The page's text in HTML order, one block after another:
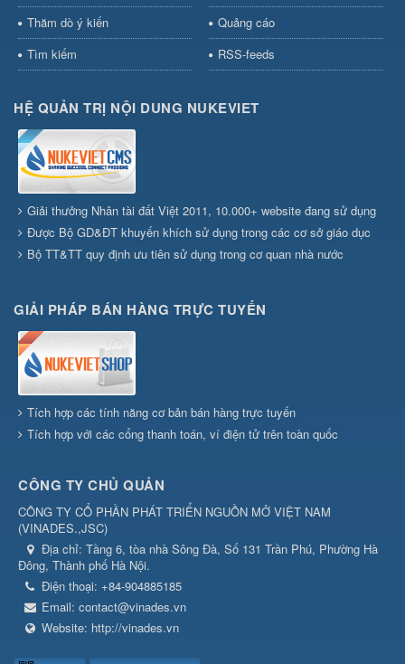
Thăm dò ý kiến
Quảng cáo
Tìm kiếm
RSS-feeds
HỆ QUẢN TRỊ NỘI DUNG NUKEVIET
Giải thưởng Nhân tài đất Việt 2011, 10.000+ website đang sử dụng
Được Bộ GD&ĐT khuyến khích sử dụng trong các cơ sở giáo dục
Bộ TT&TT quy định ưu tiên sử dụng trong cơ quan nhà nước
GIẢI PHÁP BÁN HÀNG TRỰC TUYẾN
Tích hợp các tính năng cơ bản bán hàng trực tuyến
Tích hợp với các cổng thanh toán, ví điện tử trên toàn quốc
CÔNG TY CHỦ QUẢN
CÔNG TY CỔ PHẦN PHÁT TRIỂN NGUỒN MỞ VIỆT NAM
(VINADES.,JSC)
Địa chỉ: Tầng 6, tòa nhà Sông Đà, Số 131 Trần Phú, Phường Hà
Đông, Thành phố Hà Nội.
Điện thoại: +84-904885185
Email: contact@vinades.vn
Website: http://vinades.vn